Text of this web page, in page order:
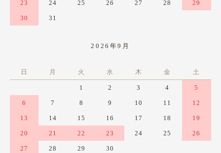
23 24 25 26 27 28 29
30 31
2026年9月
日 月 火 水 木 金 土
1 2 3 4 5
6 7 8 9 10 11 12
13 14 15 16 17 18 19
20 21 22 23 24 25 26
27 28 29 30